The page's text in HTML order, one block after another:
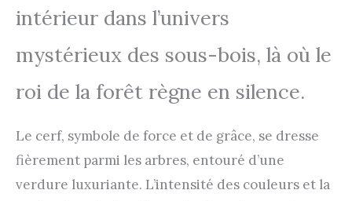
intérieur dans l’univers
mystérieux des sous-bois, là où le
roi de la forêt règne en silence.
Le cerf, symbole de force et de grâce, se dresse
fièrement parmi les arbres, entouré d’une
verdure luxuriante. L’intensité des couleurs et la